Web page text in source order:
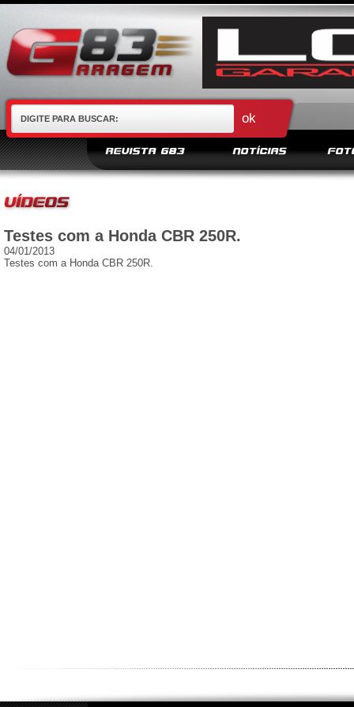
REVISTA G83 NOTÍCIAS
Testes com a Honda CBR 250R.
04/01/2013
Testes com a Honda CBR 250R.